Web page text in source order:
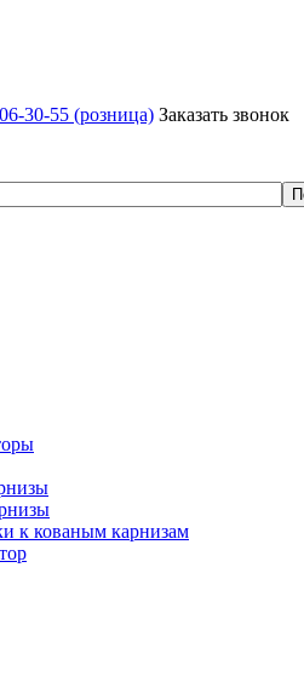
30-55 (розница) Заказать звонок
к кованым карнизам